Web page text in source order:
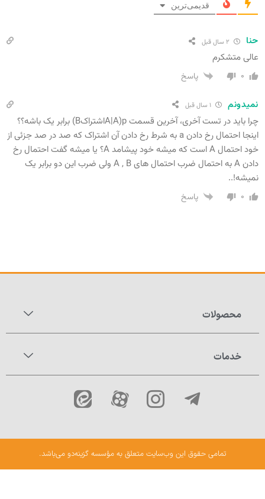
قدیمی‌ترین
حنا
عالی متشکرم
۰ پاسخ
نمیدونم
چرا باید در تست آخری، آخرین قسمت p(A|AاشتراکB) برابر یک باشه؟؟
اینجا احتمال رخ دادن a به شرط رخ دادن آن اشتراک که صد در صد جزئی از
خود احتمال A است که میشه خود پیشامد A؟ یا میشه گفت احتمال رخ
دادن A به احتمال ضرب احتمال های A , B ولی ضرب این دو برابر یک
نمیشه!..
۰ پاسخ
محصولات
خدمات
تمامی حقوق این وب‌سایت متعلق به مؤسسه گزینه‌دو می‌باشد.